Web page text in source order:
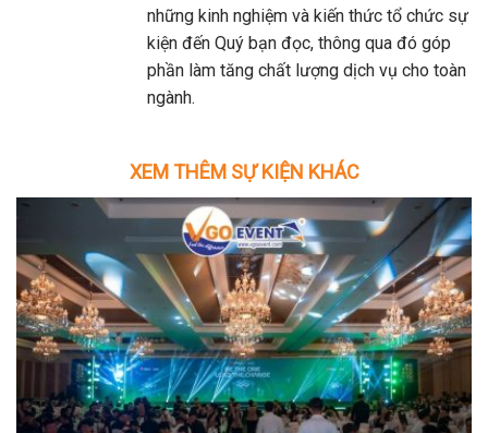
những kinh nghiệm và kiến thức tổ chức sự
kiện đến Quý bạn đọc, thông qua đó góp
phần làm tăng chất lượng dịch vụ cho toàn
ngành.
XEM THÊM SỰ KIỆN KHÁC